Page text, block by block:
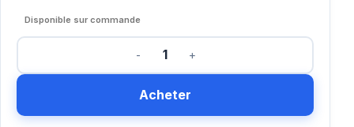
Disponible sur commande
Acheter